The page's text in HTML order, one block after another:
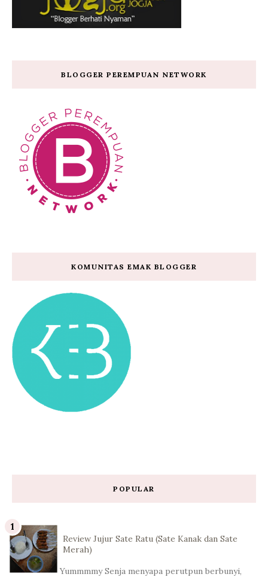
BLOGGER PEREMPUAN NETWORK
KOMUNITAS EMAK BLOGGER
POPULAR
Review Jujur Sate Ratu (Sate Kanak dan Sate
Merah)
Yummmmy Senja menyapa perutpun berbunyi,